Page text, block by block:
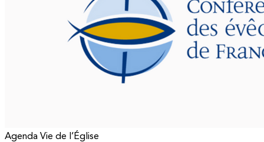
Agenda Vie de l’Église